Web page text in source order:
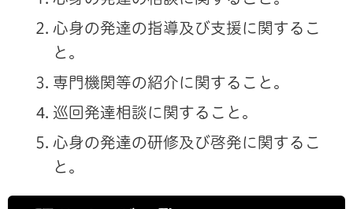
心身の発達の指導及び支援に関するこ
と。
専門機関等の紹介に関すること。
巡回発達相談に関すること。
心身の発達の研修及び啓発に関するこ
と。